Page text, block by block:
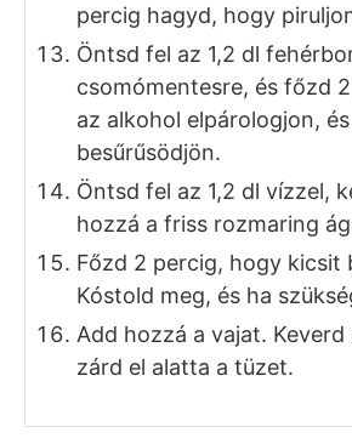
percig hagyd, hogy
Öntsd fel az 1,2 dl
csomómentesre, és főzd
az alkohol elpárologjon,
besűrűsödjön.
Öntsd fel az 1,2 dl vízzel,
hozzá a friss rozmaring
Főzd 2 percig, hogy kicsit
Kóstold meg, és ha
Add hozzá a vajat.
zárd el alatta a tüzet.